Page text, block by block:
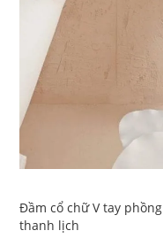
Đầm cổ chữ V tay phồng
thanh lịch